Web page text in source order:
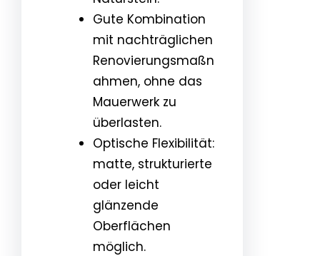
Gute Kombination
mit nachträglichen
Renovierungsmaßn
ahmen, ohne das
Mauerwerk zu
überlasten.
Optische Flexibilität:
matte, strukturierte
oder leicht
glänzende
Oberflächen
möglich.